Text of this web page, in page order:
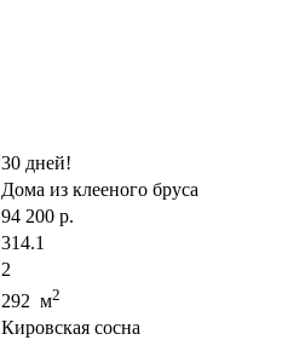
30 дней!
Дома из клееного бруса
94 200 р.
314.1
2
292 м2
Кировская сосна